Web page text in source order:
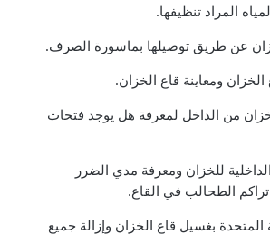
المراد تنظيفها.
عن طريق توصيلها بماسورة الصرف.
ومعاينة قاع الخزان.
من الداخل لمعرفة هل يوجد فتحات
للخزان ومعرفة مدي الضرر
الطحالب في القاع.
بغسيل قاع الخزان وإزالة جميع